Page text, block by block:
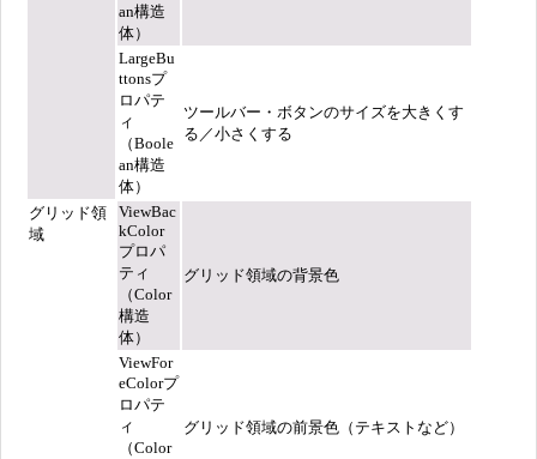
an構造
体）
LargeBu
ttonsプ
ロパテ
ィ
（Boole
an構造
体）
ツールバー・ボタンのサイズを大きくす
る／小さくする
グリッド領
域
ViewBac
kColor
プロパ
ティ
（Color
構造
体）
グリッド領域の背景色
ViewFor
eColorプ
ロパテ
ィ
（Color
グリッド領域の前景色（テキストなど）